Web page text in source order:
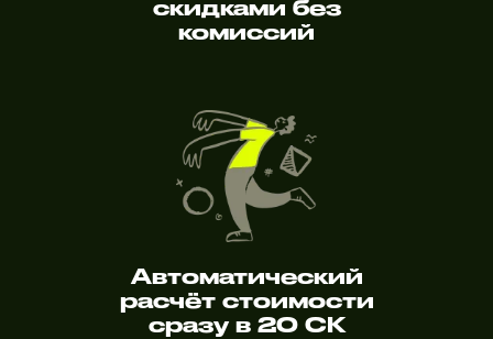
скидками без
комиссий
Автоматический
расчёт стоимости
сразу в 20 СК